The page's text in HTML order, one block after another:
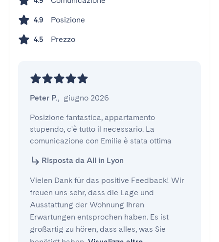
4.9 Posizione
4.5 Prezzo
Peter P., giugno 2026
Posizione fantastica, appartamento
stupendo, c'è tutto il necessario. La
comunicazione con Emilie è stata ottima
Risposta da All in Lyon
Vielen Dank für das positive Feedback! Wir
freuen uns sehr, dass die Lage und
Ausstattung der Wohnung Ihren
Erwartungen entsprochen haben. Es ist
großartig zu hören, dass alles, was Sie